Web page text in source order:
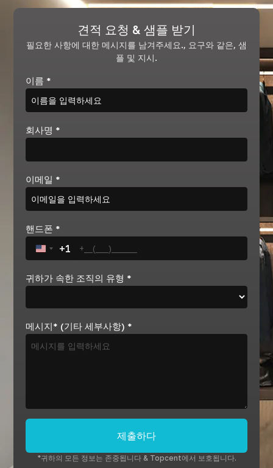
견적 요청 & 샘플 받기
필요한 사항에 대한 메시지를 남겨주세요., 요구와 같은, 샘
플 및 지시.
이름 *
회사명 *
이메일 *
핸드폰 *
United States +1
+1
귀하가 속한 조직의 유형 *
메시지* (기타 세부사항) *
제출하다
*귀하의 모든 정보는 존중됩니다 & Topcent에서 보호됩니다.